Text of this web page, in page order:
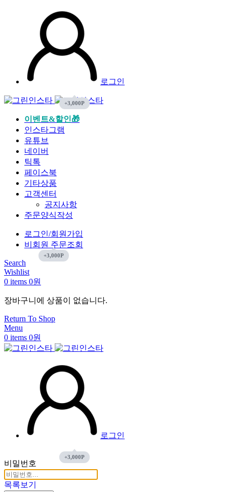
로그인
이벤트&할인🎁
인스타그램
유튜브
네이버
틱톡
페이스북
기타상품
고객센터
공지사항
주문양식작성
로그인/회원가입
비회원 주문조회
Search
Wishlist
0 items 0원
장바구니에 상품이 없습니다.
Return To Shop
Menu
0 items 0원
로그인
비밀번호
목록보기